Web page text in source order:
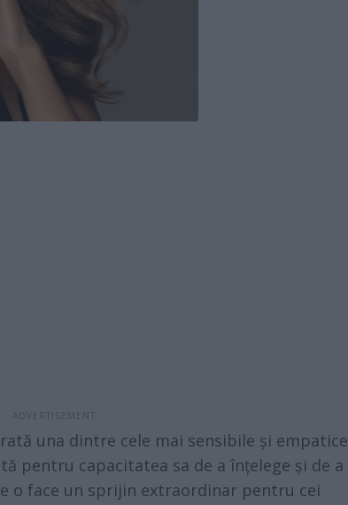
una dintre cele mai sensibile și empatice
pentru capacitatea sa de a înțelege și de a
o face un sprijin extraordinar pentru cei